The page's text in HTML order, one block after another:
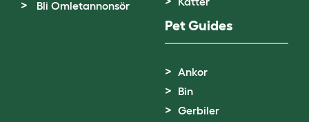
Bli Omletannonsör
Pet Guides
Ankor
Bin
Gerbiler